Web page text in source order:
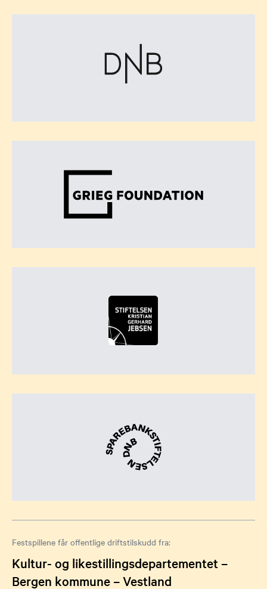
Festspillene får offentlige driftstilskudd fra:
Kultur- og likestillingsdepartementet –
Bergen kommune – Vestland